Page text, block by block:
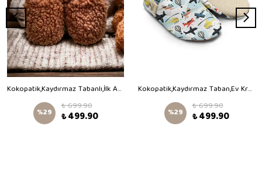
Kokopatik,Kaydırmaz Tabanlı,İlk Adım Ev Patiği,Organik Pamuk Astarlı,Terletmez,Üşütmez,Kahve Rengi Teddy Patik
%29 ₺ 699.90
₺ 499.90
Kokopatik,Kaydırmaz Taban,Ev Kreş Patiği,Unisex Bebek Patiği,Pamuklu Yenidoğan Patik,Uçan Taşıtlar Desenli Patik
%29 ₺ 699.90
₺ 499.90